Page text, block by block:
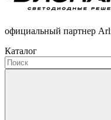
официальный партнер
Каталог